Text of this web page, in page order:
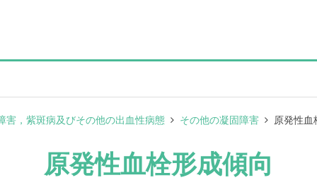
害，紫斑病及びその他の出血性病態 その他の凝固障害 原発性血
原発性血栓形成傾向